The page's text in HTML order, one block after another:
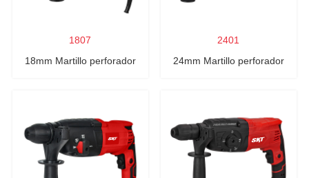
1807
18mm Martillo perforador
2401
24mm Martillo perforador